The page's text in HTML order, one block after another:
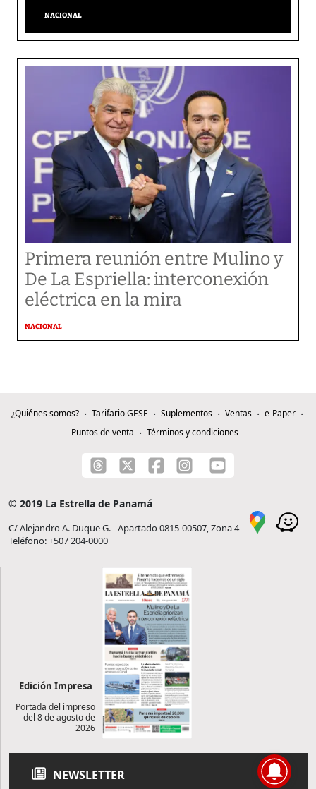
NACIONAL
Primera reunión entre Mulino y
De La Espriella: interconexión
eléctrica en la mira
NACIONAL
¿Quiénes somos? Tarifario GESE Suplementos Ventas
e-Paper
Puntos de venta
Términos y condiciones
© 2019 La Estrella de Panamá
C/ Alejandro A. Duque G. - Apartado 0815-00507, Zona 4
Teléfono: +507 204-0000
Edición Impresa
Portada del impreso
del 8 de agosto de
2026
NEWSLETTER